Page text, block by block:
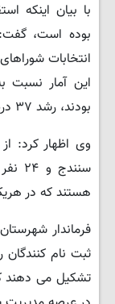
با بیان اینکه
انتخابات
بودند، رشد ۳۷ درصدی را نشان می دهد.
هستند که در هریک از این دو
تشکیل می دهند